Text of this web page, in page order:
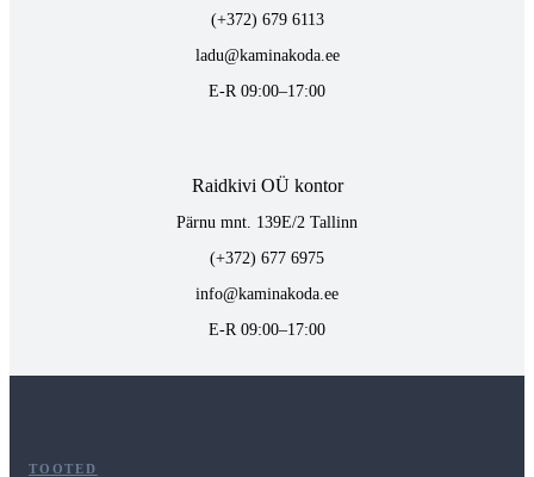
(+372) 679 6113
ladu@kaminakoda.ee
E-R 09:00–17:00
Raidkivi OÜ kontor
Pärnu mnt. 139E/2 Tallinn
(+372) 677 6975
info@kaminakoda.ee
E-R 09:00–17:00
TOOTED